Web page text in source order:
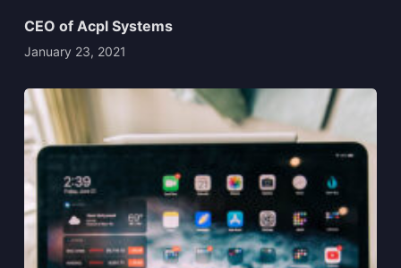
CEO of Acpl Systems
January 23, 2021